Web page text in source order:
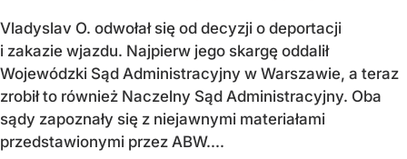
Vladyslav O. odwołał się od decyzji o deportacji
i zakazie wjazdu. Najpierw jego skargę oddalił
Wojewódzki Sąd Administracyjny w Warszawie, a teraz
zrobił to również Naczelny Sąd Administracyjny. Oba
sądy zapoznały się z niejawnymi materiałami
przedstawionymi przez ABW....